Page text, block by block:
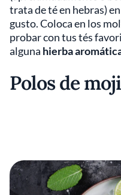
trata de té en hebras)
gusto. Coloca en los
probar con tus tés
alguna hierba
Polos de